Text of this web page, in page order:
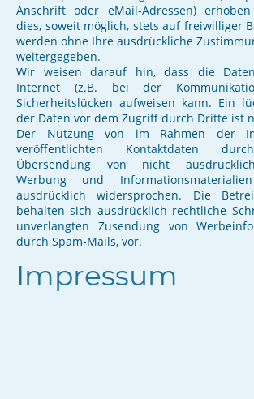
Anschrift oder eMail-Adressen)
dies, soweit möglich, stets auf freiwilliger
werden ohne Ihre ausdrückliche
weitergegeben.
Wir weisen darauf hin, dass die
Internet (z.B. bei der
Sicherheitslücken aufweisen kann. Ein
der Daten vor dem Zugriff durch Dritte ist
Der Nutzung von im Rahmen der
veröffentlichten Kontaktdaten
Übersendung von nicht
Werbung und
ausdrücklich widersprochen. Die
behalten sich ausdrücklich rechtliche
unverlangten Zusendung von
durch Spam-Mails, vor.
Impressum